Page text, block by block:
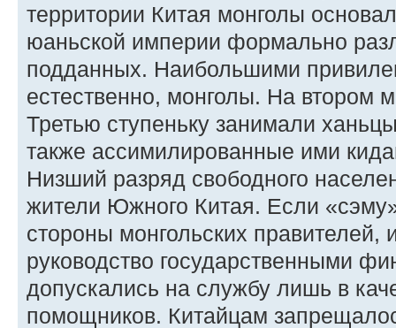
территории Китая монголы
юаньской империи формально
подданных. Наибольшими
естественно, монголы. На втором
Третью ступеньку занимали
также ассимилированные ими
Низший разряд свободного
жители Южного Китая. Если
стороны монгольских правителей,
руководство государственными
допускались на службу лишь в
помощников. Китайцам